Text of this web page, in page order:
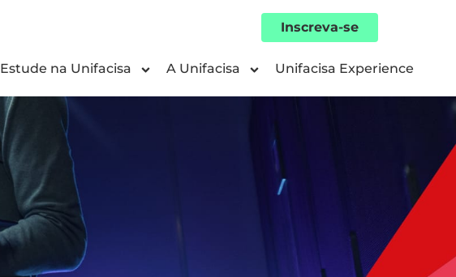
Inscreva-se
Estude na Unifacisa A Unifacisa Unifacisa Experience